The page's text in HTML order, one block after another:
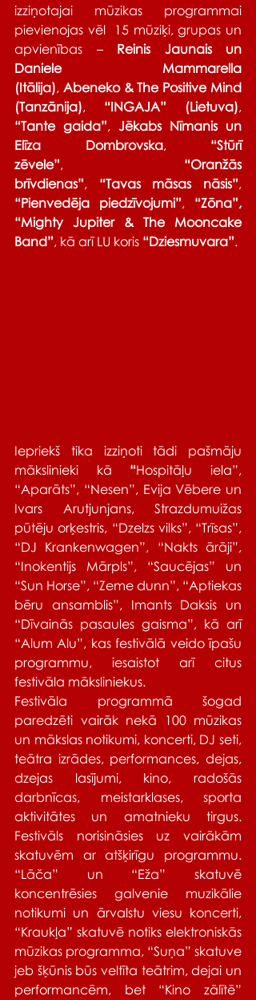
izziņotajai mūzikas programmai
pievienojas vēl  15 mūziķi, grupas un
apvienības – Reinis Jaunais un
Daniele Mammarella
(Itālija), Abeneko & The Positive Mind
(Tanzānija), “INGAJA” (Lietuva)
“Tante gaida”, Jēkabs Nīmanis un
Elīza Dombrovska, “Stūrī
zēvele”, “Oranžās
brīvdienas”, “Tavas māsas nāsis”
“Pienvedēja piedzīvojumi”, “Zōna”,
“Mighty Jupiter & The Mooncake
Band”, kā arī LU koris “Dziesmuvara”.
Iepriekš tika izziņoti tādi pašmāju
mākslinieki kā “Hospitāļu iela”,
“Aparāts”, “Nesen”, Evija Vēbere un
Ivars Arutjunjans, Strazdumuižas
pūtēju orķestris, “Dzelzs vilks”, “Trīsas”,
“DJ Krankenwagen”, “Nakts ārāji”,
“Inokentijs Mārpls”, “Saucējas” un
“Sun Horse”, “Zeme dunn”, “Aptiekas
bēru ansamblis”, Imants Daksis un
“Dīvainās pasaules gaisma”, kā arī
“Alum Alu”, kas festivālā veido īpašu
programmu, iesaistot arī citus
festivāla māksliniekus.
Festivāla programmā šogad
paredzēti vairāk nekā 100 mūzikas
un mākslas notikumi, koncerti, DJ seti,
teātra izrādes, performances, dejas,
dzejas lasījumi, kino, radošās
darbnīcas, meistarklases, sporta
aktivitātes un amatnieku tirgus.
Festivāls norisināsies uz vairākām
skatuvēm ar atšķirīgu programmu.
“Lāča” un “Eža” skatuvē
koncentrēsies galvenie muzikālie
notikumi un ārvalstu viesu koncerti,
“Kraukļa” skatuvē notiks elektroniskās
mūzikas programma, “Suņa” skatuve
jeb šķūnis būs veltīta teātrim, dejai un
performancēm, bet “Kino zālītē”